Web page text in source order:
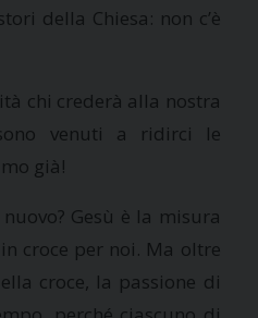
della Chiesa: non c’è
crederà alla nostra
venuti a ridirci le
già!
Gesù è la misura
croce per noi. Ma oltre
croce, la passione di